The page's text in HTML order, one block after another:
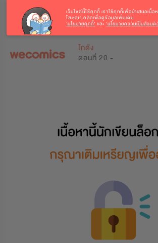
โกดัง
ตอนที่ 20 -
เว็บไซต์นี้ใช้คุกกี้ เราใช้คุกกี้เพื่อนำเสนอเนื้อ
โฆษณา คลิกเพื่อดูข้อมูลเพิ่มเติม
‘นโยบายคุกกี้’ และ ‘นโยบายความเป็นส่วนตั